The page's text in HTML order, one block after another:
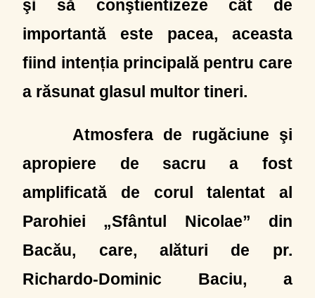
şi să conştientizeze cât de
importantă este pacea, aceasta
fiind intenția principală pentru care
a răsunat glasul multor tineri.
Atmosfera de rugăciune şi
apropiere de sacru a fost
amplificată de corul talentat al
Parohiei „Sfântul Nicolae” din
Bacău, care, alături de pr.
Richardo-Dominic Baciu, a